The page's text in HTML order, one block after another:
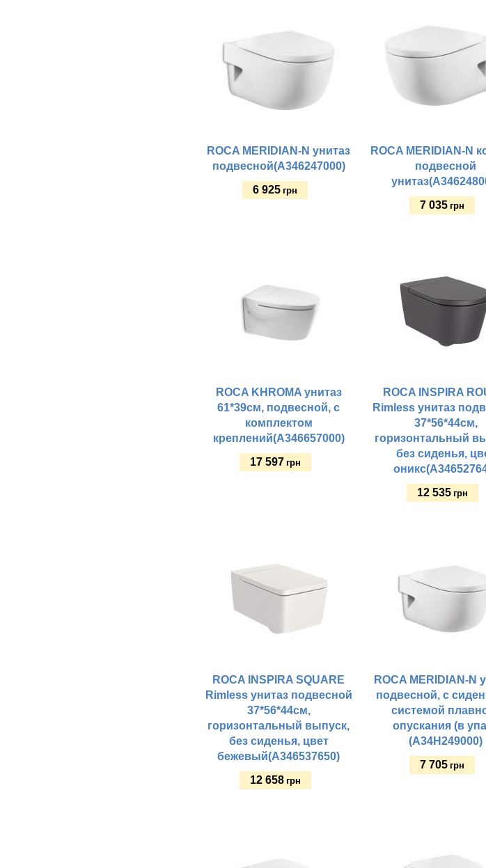
ROCA MERIDIAN-N унитаз
подвесной(A346247000)
6 925 грн
ROCA MERIDIAN-N
подвесной
7 035 грн
ROCA KHROMA унитаз
61*39см, подвесной, с
комплектом
креплений(A346657000)
17 597 грн
ROCA INSPIRA
Rimless унитаз
37*56*44см,
горизонтальный
без сиденья,
12 535 грн
ROCA INSPIRA SQUARE
Rimless унитаз подвесной
37*56*44см,
горизонтальный выпуск,
без сиденья, цвет
бежевый(A346537650)
12 658 грн
ROCA MERIDIAN-N
подвесной, с
системой
опускания (в
(A34H249000)
7 705 грн